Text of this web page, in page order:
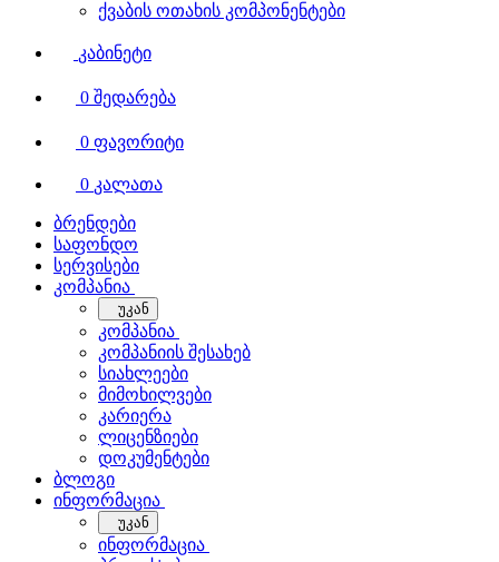
ქვაბის ოთახის კომპონენტები
კაბინეტი
0 შედარება
0 ფავორიტი
0 კალათა
ბრენდები
საფონდო
სერვისები
კომპანია
უკან
კომპანია
კომპანიის შესახებ
სიახლეები
მიმოხილვები
კარიერა
ლიცენზიები
დოკუმენტები
ბლოგი
ინფორმაცია
უკან
ინფორმაცია